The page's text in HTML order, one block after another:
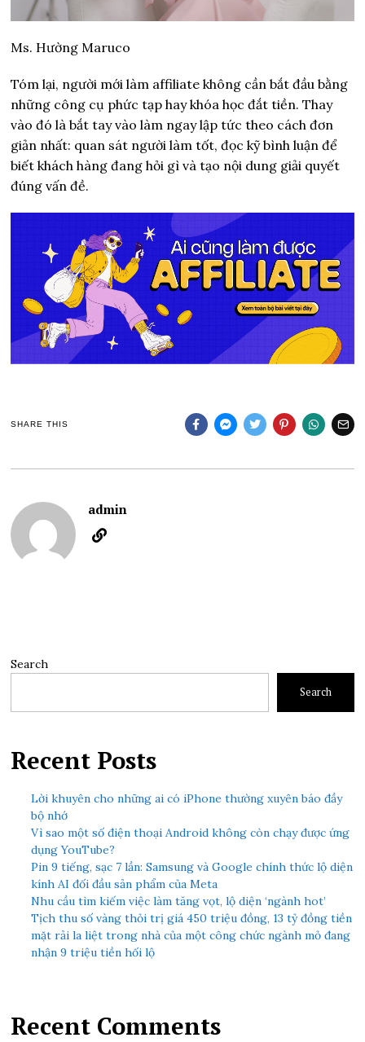
Ms. Hường Maruco
Tóm lại, người mới làm affiliate không cần bắt đầu bằng
những công cụ phức tạp hay khóa học đắt tiền. Thay
vào đó là bắt tay vào làm ngay lập tức theo cách đơn
giản nhất: quan sát người làm tốt, đọc kỹ bình luận để
biết khách hàng đang hỏi gì và tạo nội dung giải quyết
đúng vấn đề.
SHARE THIS
admin
Search
Search
Recent Posts
Lời khuyên cho những ai có iPhone thường xuyên báo đầy
bộ nhớ
Vì sao một số điện thoại Android không còn chạy được ứng
dụng YouTube?
Pin 9 tiếng, sạc 7 lần: Samsung và Google chính thức lộ diện
kính AI đối đầu sản phẩm của Meta
Nhu cầu tìm kiếm việc làm tăng vọt, lộ diện ‘ngành hot’
Tịch thu số vàng thỏi trị giá 450 triệu đồng, 13 tỷ đồng tiền
mặt rải la liệt trong nhà của một công chức ngành mỏ đang
nhận 9 triệu tiền hối lộ
Recent Comments